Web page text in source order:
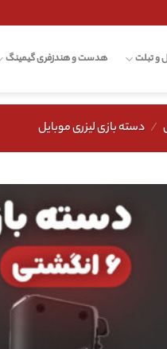
و تبلت هدست و هندزفری گیمینگ
/ دسته بازی لیزری موبایل